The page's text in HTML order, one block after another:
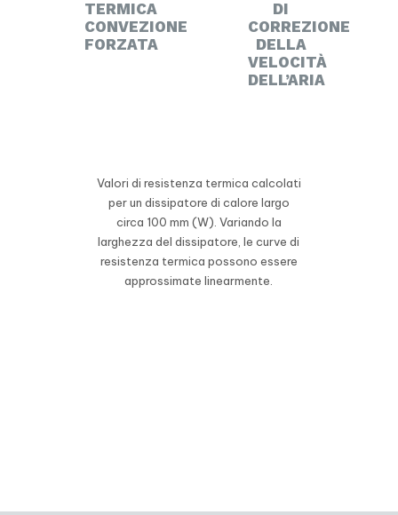
TERMICA
CONVEZIONE
FORZATA
DI
CORREZIONE
DELLA
VELOCITÀ
DELL’ARIA
Valori di resistenza termica calcolati
per un dissipatore di calore largo
circa 100 mm (W). Variando la
larghezza del dissipatore, le curve di
resistenza termica possono essere
approssimate linearmente.